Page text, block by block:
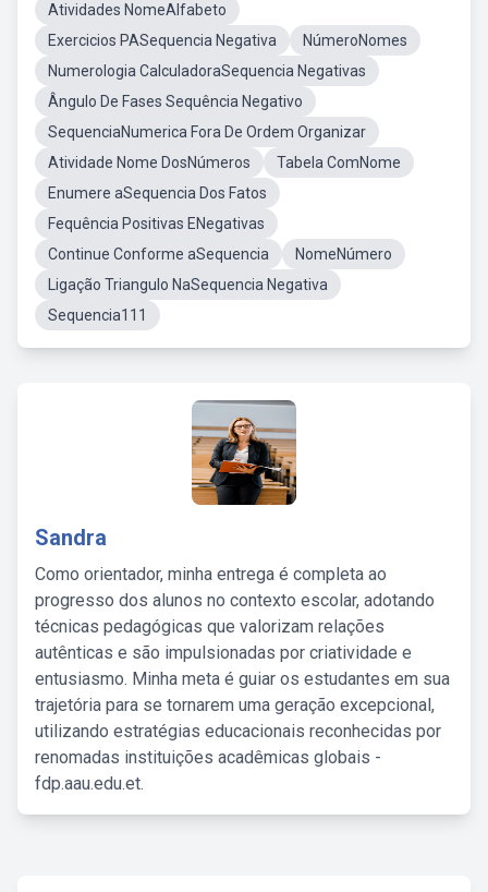
Atividades NomeAlfabeto
Exercicios PASequencia Negativa
NúmeroNomes
Numerologia CalculadoraSequencia Negativas
Ângulo De Fases Sequência Negativo
SequenciaNumerica Fora De Ordem Organizar
Atividade Nome DosNúmeros
Tabela ComNome
Enumere aSequencia Dos Fatos
Fequência Positivas ENegativas
Continue Conforme aSequencia
NomeNúmero
Ligação Triangulo NaSequencia Negativa
Sequencia111
Sandra
Como orientador, minha entrega é completa ao
progresso dos alunos no contexto escolar, adotando
técnicas pedagógicas que valorizam relações
autênticas e são impulsionadas por criatividade e
entusiasmo. Minha meta é guiar os estudantes em sua
trajetória para se tornarem uma geração excepcional,
utilizando estratégias educacionais reconhecidas por
renomadas instituições acadêmicas globais -
fdp.aau.edu.et.